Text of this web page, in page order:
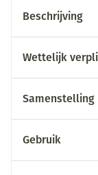
Beschrijving
Wettelijk
Samenstelling
Gebruik